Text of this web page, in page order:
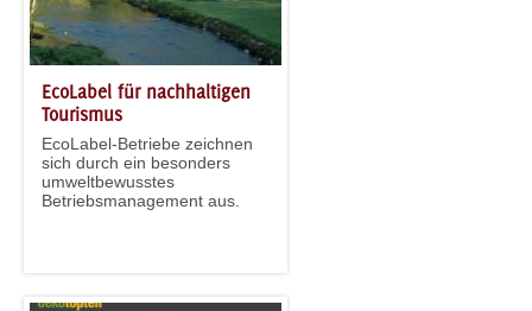
EcoLabel für nachhaltigen
Tourismus
EcoLabel-Betriebe zeichnen
sich durch ein besonders
umweltbewusstes
Betriebsmanagement aus.